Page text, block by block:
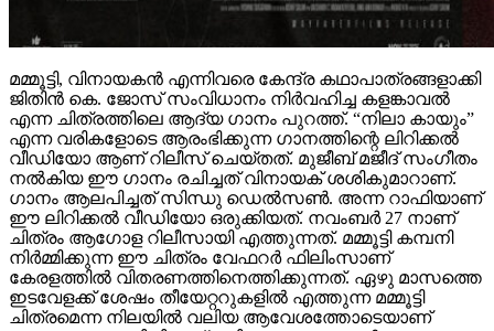
മമ്മൂട്ടി, വിനായകൻ എന്നിവരെ കേന്ദ്ര കഥാപാത്രങ്ങളാക്കി
ജിതിൻ കെ. ജോസ് സംവിധാനം നിർവഹിച്ച കളങ്കാവൽ
എന്ന ചിത്രത്തിലെ ആദ്യ ഗാനം പുറത്ത്. “നിലാ കായും”
എന്ന വരികളോടെ ആരംഭിക്കുന്ന ഗാനത്തിന്റെ ലിറിക്കൽ
വീഡിയോ ആണ് റിലീസ് ചെയ്തത്. മുജീബ് മജീദ് സംഗീതം
നൽകിയ ഈ ഗാനം രചിച്ചത് വിനായക് ശശികുമാറാണ്.
ഗാനം ആലപിച്ചത് സിന്ധു ഡെൽസൺ. അന്ന റാഫിയാണ്
ഈ ലിറിക്കൽ വീഡിയോ ഒരുക്കിയത്. നവംബർ 27 നാണ്
ചിത്രം ആഗോള റിലീസായി എത്തുന്നത്. മമ്മൂട്ടി കമ്പനി
നിർമ്മിക്കുന്ന ഈ ചിത്രം വേഫറർ ഫിലിംസാണ്
കേരളത്തിൽ വിതരണത്തിനെത്തിക്കുന്നത്. ഏഴു മാസത്തെ
ഇടവേളക്ക് ശേഷം തീയേറ്ററുകളിൽ എത്തുന്ന മമ്മൂട്ടി
ചിത്രമെന്ന നിലയിൽ വലിയ ആവേശത്തോടെയാണ്